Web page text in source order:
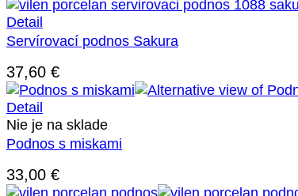
Detail
Servírovací podnos Sakura
37,60 €
Detail
Nie je na sklade
Podnos s miskami
33,00 €